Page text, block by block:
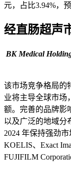
元，占比3.94%，
经直肠超声
BK Medical
该市场竞争格局的
业将主导全球市场
额。完善的品牌影
以及广泛的地域分
2024 年保持强劲
KOELIS、Exact
FUJIFILM